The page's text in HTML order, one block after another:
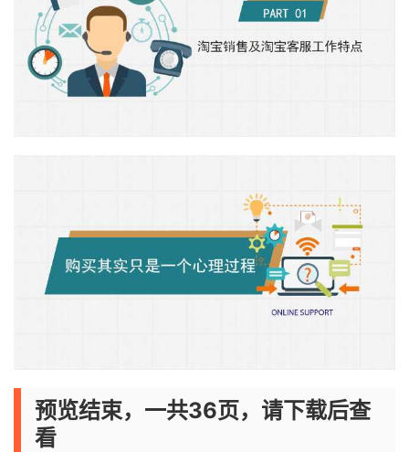
预览结束，一共36页，请下载后查
看